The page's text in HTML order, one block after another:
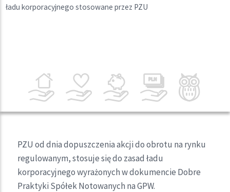
ładu korporacyjnego stosowane przez PZU
PZU od dnia dopuszczenia akcji do obrotu na rynku
regulowanym, stosuje się do zasad ładu
korporacyjnego wyrażonych w dokumencie Dobre
Praktyki Spółek Notowanych na GPW.